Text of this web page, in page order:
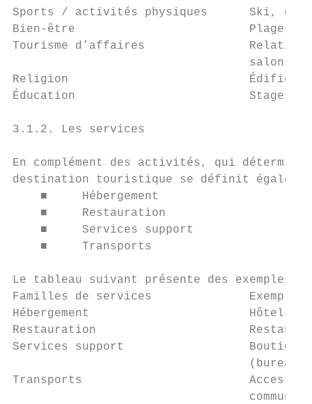
Sports / activités physiques      Ski, golf,
Bien-être                         Plages et
Tourisme d’affaires               Relations
                                  salons,…
Religion                          Édifices et
Éducation                         Stages
3.1.2. Les services
En complément des activités, qui
destination touristique se définit
    ■     Hébergement
    ■     Restauration
    ■     Services support
    ■     Transports
Le tableau suivant présente des
Familles de services              Exemples
Hébergement                       Hôtels,
Restauration
Services support                  Boutiques
(bureau
Transports                        Accessibilité
commun),